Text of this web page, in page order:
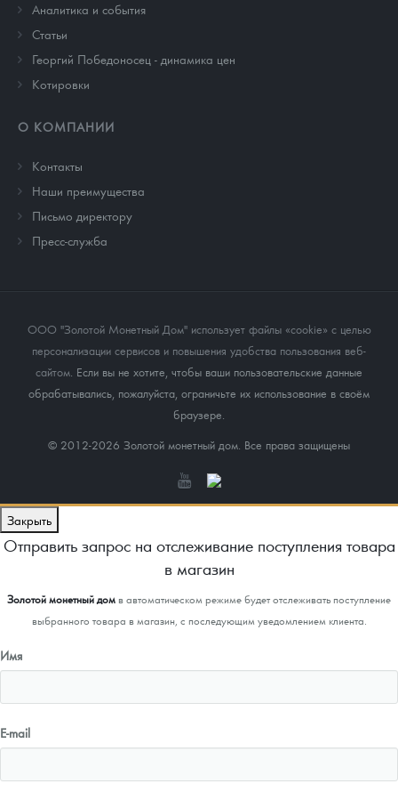
Аналитика и события
Cтатьи
Георгий Победоносец - динамика цен
Котировки
О КОМПАНИИ
Контакты
Наши преимущества
Письмо директору
Пресс-служба
ООО "Золотой Монетный Дом" использует файлы «cookie» с целью
персонализации сервисов и повышения удобства пользования веб-
сайтом. Если вы не хотите, чтобы ваши пользовательские данные
обрабатывались, пожалуйста, ограничьте их использование в своём
браузере.
© 2012-2026 Золотой монетный дом. Все права защищены
Закрыть
Отправить запрос на отслеживание поступления товара
в магазин
Золотой монетный домв автоматическом режиме будет отслеживать поступление
выбранного товара в магазин, с последующим уведомлением клиента.
Имя
E-mail